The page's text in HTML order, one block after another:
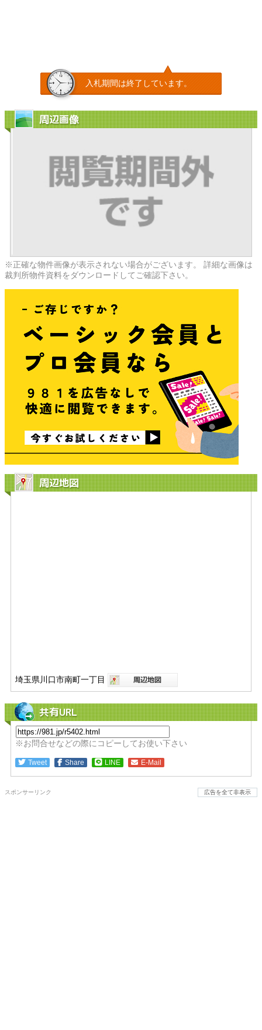
入札期間は終了しています。
周辺画像
※正確な物件画像が表示されない場合がございます。 詳細な画像は
裁判所物件資料をダウンロードしてご確認下さい。
周辺地図
埼玉県川口市南町一丁目
共有URL
※お問合せなどの際にコピーしてお使い下さい
Tweet Share LINE E-Mail
スポンサーリンク 広告を全て非表示